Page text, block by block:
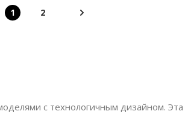
1 2
с технологичным дизайном. Эта